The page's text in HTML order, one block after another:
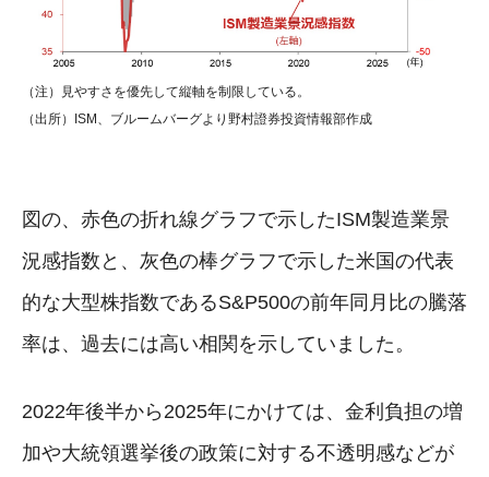
（注）見やすさを優先して縦軸を制限している。
（出所）ISM、ブルームバーグより野村證券投資情報部作成
図の、赤色の折れ線グラフで示したISM製造業景
況感指数と、灰色の棒グラフで示した米国の代表
的な大型株指数であるS&P500の前年同月比の騰落
率は、過去には高い相関を示していました。
2022年後半から2025年にかけては、金利負担の増
加や大統領選挙後の政策に対する不透明感などが